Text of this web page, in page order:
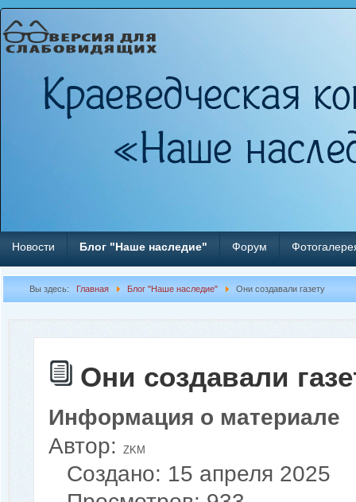
Новости Блог "Наше наследие" Форум
Вы здесь: Главная Блог "Наше наследие" Они создавали газету
Они создавали
Информация о материале
Автор:
ZKM
Создано: 15 апреля 2025